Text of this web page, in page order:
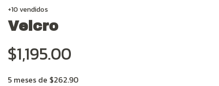
+10 vendidos
Velcro
$1,195.00
5 meses de $262.90